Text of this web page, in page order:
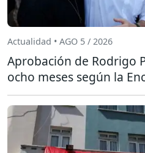
Actualidad • AGO 5 / 2026
Aprobación de Rodrigo
ocho meses según la